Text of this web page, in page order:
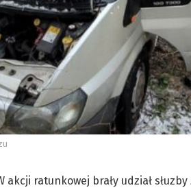
akcji ratunkowej brały udział